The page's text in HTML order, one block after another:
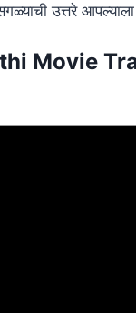
उत्तरे
Movie